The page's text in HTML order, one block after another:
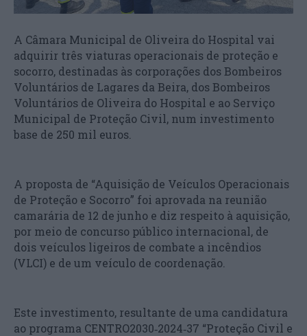
A Câmara Municipal de Oliveira do Hospital vai
adquirir três viaturas operacionais de proteção e
socorro, destinadas às corporações dos Bombeiros
Voluntários de Lagares da Beira, dos Bombeiros
Voluntários de Oliveira do Hospital e ao Serviço
Municipal de Proteção Civil, num investimento
base de 250 mil euros.
A proposta de “Aquisição de Veículos Operacionais
de Proteção e Socorro” foi aprovada na reunião
camarária de 12 de junho e diz respeito à aquisição,
por meio de concurso público internacional, de
dois veículos ligeiros de combate a incêndios
(VLCI) e de um veículo de coordenação.
Este investimento, resultante de uma candidatura
ao programa CENTRO2030‑2024‑37 “Proteção Civil e